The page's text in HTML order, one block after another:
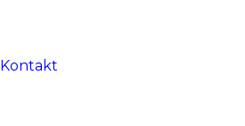
Kontakt